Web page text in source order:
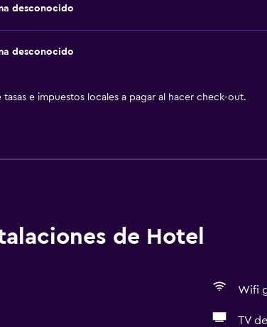
desconocido
desconocido
e impuestos locales a pagar al hacer check-out.
de Hotel
Wifi
TV